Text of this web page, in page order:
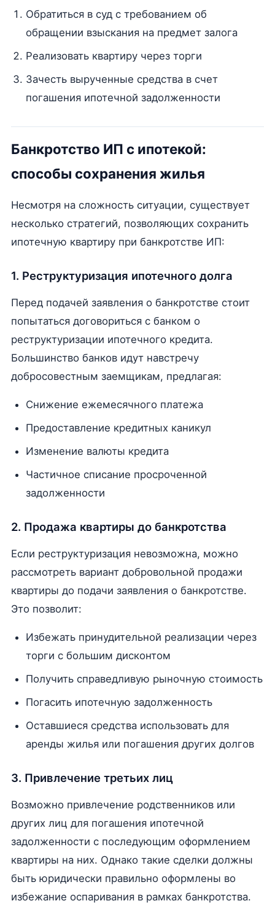
Обратиться в суд с требованием об
обращении взыскания на предмет залога
Реализовать квартиру через торги
Зачесть вырученные средства в счет
погашения ипотечной задолженности
Банкротство ИП с ипотекой:
способы сохранения жилья
Несмотря на сложность ситуации, существует
несколько стратегий, позволяющих сохранить
ипотечную квартиру при банкротстве ИП:
1. Реструктуризация ипотечного долга
Перед подачей заявления о банкротстве стоит
попытаться договориться с банком о
реструктуризации ипотечного кредита.
Большинство банков идут навстречу
добросовестным заемщикам, предлагая:
Снижение ежемесячного платежа
Предоставление кредитных каникул
Изменение валюты кредита
Частичное списание просроченной
задолженности
2. Продажа квартиры до банкротства
Если реструктуризация невозможна, можно
рассмотреть вариант добровольной продажи
квартиры до подачи заявления о банкротстве.
Это позволит:
Избежать принудительной реализации через
торги с большим дисконтом
Получить справедливую рыночную стоимость
Погасить ипотечную задолженность
Оставшиеся средства использовать для
аренды жилья или погашения других долгов
3. Привлечение третьих лиц
Возможно привлечение родственников или
других лиц для погашения ипотечной
задолженности с последующим оформлением
квартиры на них. Однако такие сделки должны
быть юридически правильно оформлены во
избежание оспаривания в рамках банкротства.